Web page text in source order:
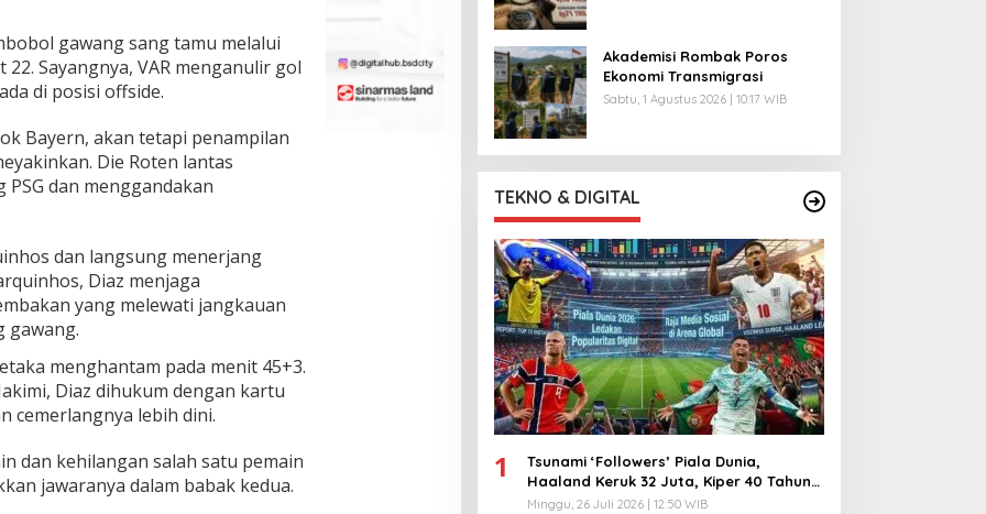
gawang sang tamu melalui
Sayangnya, VAR menganulir gol
di posisi offside.
Bayern, akan tetapi penampilan
Die Roten lantas
dan menggandakan
dan langsung menerjang
Diaz menjaga
yang melewati jangkauan
gawang.
menghantam pada menit 45+3.
Diaz dihukum dengan kartu
cemerlangnya lebih dini.
dan kehilangan salah satu pemain
jawaranya dalam babak kedua.
Akademisi Rombak Poros
Ekonomi Transmigrasi
Sabtu, 1 Agustus 2026 | 10:17 WIB
TEKNO & DIGITAL
1
Tsunami ‘Followers’ Piala Dunia,
Haaland Keruk 32 Juta, Kiper 40 Tahun
Bikin Geger!
Minggu, 26 Juli 2026 | 12:50 WIB